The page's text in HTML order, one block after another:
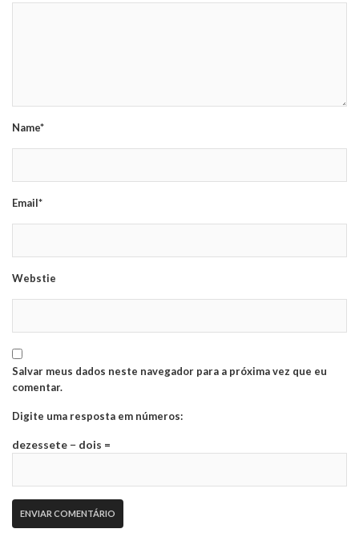
Name*
Email*
Webstie
Salvar meus dados neste navegador para a próxima vez que eu
comentar.
Digite uma resposta em números:
dezessete − dois =